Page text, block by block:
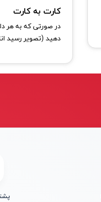
کارت به کارت
در صورتی که به هر
دهید (تصویر رسید